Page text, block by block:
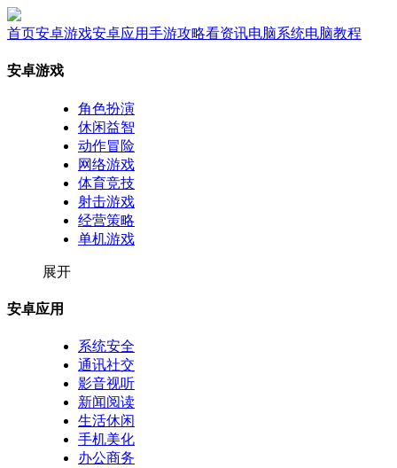
首页安卓游戏安卓应用手游攻略看资讯电脑系统电脑教程
安卓游戏
角色扮演
休闲益智
动作冒险
网络游戏
体育竞技
射击游戏
经营策略
单机游戏
展开
安卓应用
系统安全
通讯社交
影音视听
新闻阅读
生活休闲
手机美化
办公商务